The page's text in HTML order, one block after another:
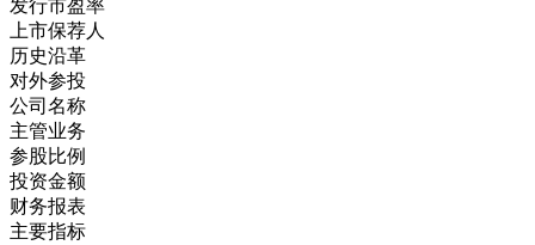
发行市盈率
上市保荐人
历史沿革
对外参投
公司名称
主管业务
参股比例
投资金额
财务报表
主要指标